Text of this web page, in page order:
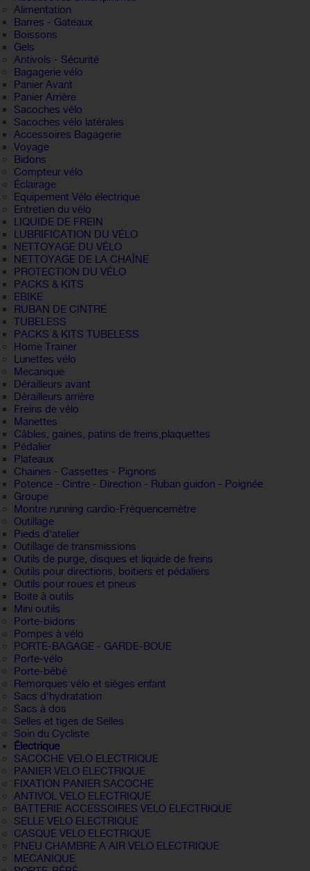
Alimentation
Barres - Gateaux
Boissons
Gels
Antivols - Sécurité
Bagagerie vélo
Panier Avant
Panier Arrière
Sacoches vélo
Sacoches vélo latérales
Accessoires Bagagerie
Voyage
Bidons
Compteur vélo
Éclairage
Equipement Vélo électrique
Entretien du vélo
LIQUIDE DE FREIN
LUBRIFICATION DU VÉLO
NETTOYAGE DU VÉLO
NETTOYAGE DE LA CHAÎNE
PROTECTION DU VÉLO
PACKS & KITS
EBIKE
RUBAN DE CINTRE
TUBELESS
PACKS & KITS TUBELESS
Home Trainer
Lunettes vélo
Mecanique
Dérailleurs avant
Dérailleurs arrière
Freins de vélo
Manettes
Câbles, gaines, patins de freins,plaquettes
Pédalier
Plateaux
Chaines - Cassettes - Pignons
Potence - Cintre - Direction - Ruban guidon - Poignée
Groupe
Montre running cardio-Fréquencemètre
Outillage
Pieds d'atelier
Outillage de transmissions
Outils de purge, disques et liquide de freins
Outils pour directions, boitiers et pédaliers
Outils pour roues et pneus
Boite à outils
Mini outils
Porte-bidons
Pompes à vélo
PORTE-BAGAGE - GARDE-BOUE
Porte-vélo
Porte-bébé
Remorques vélo et sièges enfant
Sacs d'hydratation
Sacs à dos
Selles et tiges de Selles
Soin du Cycliste
Électrique
SACOCHE VELO ELECTRIQUE
PANIER VELO ELECTRIQUE
FIXATION PANIER SACOCHE
ANTIVOL VELO ELECTRIQUE
BATTERIE ACCESSOIRES VELO ELECTRIQUE
SELLE VELO ELECTRIQUE
CASQUE VELO ELECTRIQUE
PNEU CHAMBRE A AIR VELO ELECTRIQUE
MECANIQUE